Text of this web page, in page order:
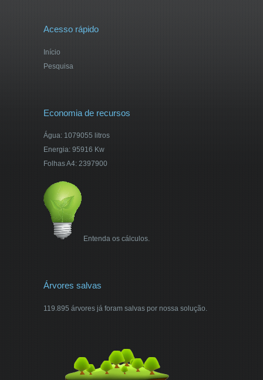
Acesso rápido
Início
Pesquisa
Economia de recursos
Água: 1079055 litros
Energia: 95916 Kw
Folhas A4: 2397900
Entenda os cálculos.
Árvores salvas
119.895 árvores já foram salvas por nossa solução.